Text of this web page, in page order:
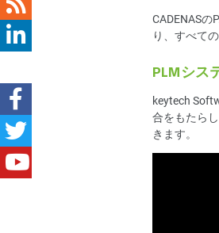
CADENAS
り、すべて
PLMシス
keytech
合をもたら
きます。